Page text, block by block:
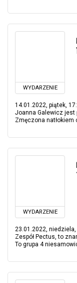
WYDARZENIE
14.01.2022, piątek,
Joanna Galewicz jest
Zmęczona natłokiem
WYDARZENIE
23.01.2022, niedziela,
Zespół Pectus, to
To grupa 4